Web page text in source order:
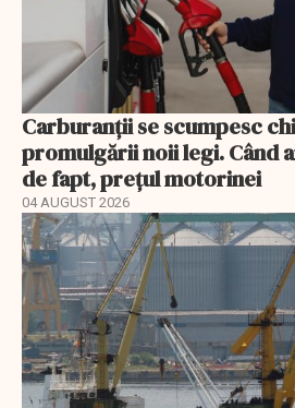
Carburanții se scumpesc
promulgării noii legi. Când
de fapt, prețul motorinei
04 AUGUST 2026